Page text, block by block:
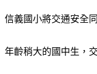
信義國小將交通安全
年齡稍大的國中生，